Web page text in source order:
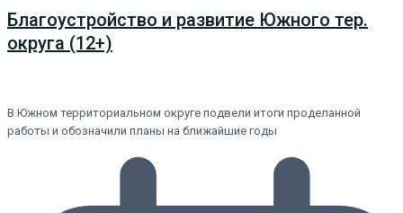
Благоустройство и развитие Южного тер.
округа (12+)
В Южном территориальном округе подвели итоги проделанной
работы и обозначили планы на ближайшие годы